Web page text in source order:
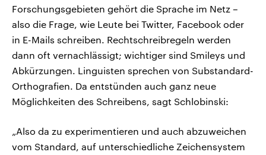
Forschungsgebieten gehört die Sprache im Netz –
also die Frage, wie Leute bei Twitter, Facebook oder
in E-Mails schreiben. Rechtschreibregeln werden
dann oft vernachlässigt; wichtiger sind Smileys und
Abkürzungen. Linguisten sprechen von Substandard-
Orthografien. Da entstünden auch ganz neue
Möglichkeiten des Schreibens, sagt Schlobinski:
„Also da zu experimentieren und auch abzuweichen
vom Standard, auf unterschiedliche Zeichensystem